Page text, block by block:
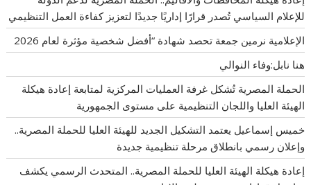
للإعلام السياسي تُصدر قرارًا إداريًا جديدًا لتعزيز كفاءة العمل التنظيمي
الإعلامية نرمين جمعة تحصد شهادة “أفضل شخصية مؤثرة لعام 2026
هنا نابل:وفاء النوالي
الحملة المصرية تُشكل غرفة العمليات المركزية لمتابعة إعادة هيكلة
الهيئة العليا واللجان التنظيمية على مستوى الجمهورية
خميس إسماعيل يعتمد التشكيل الجديد للهيئة العليا للحملة المصرية..
وإعلان رسمي بانطلاق مرحلة تنظيمية جديدة
إعادة هيكلة الهيئة العليا للحملة المصرية.. المتحدث الرسمي يكشف